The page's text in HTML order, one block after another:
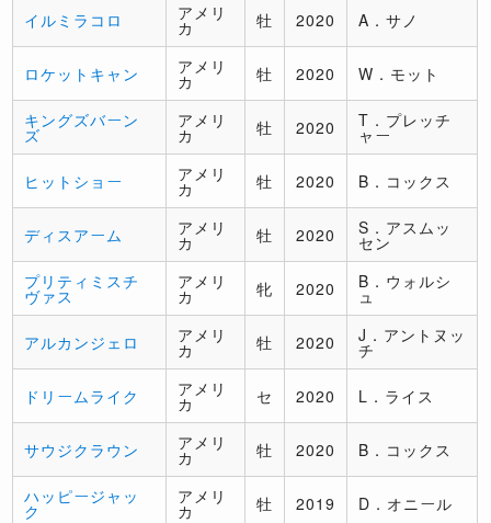
イルミラコロ アメリ
カ 牡 2020 A．サノ
ロケットキャン アメリ
カ 牡 2020 W．モット
キングズバーン
ズ
アメリ
カ 牡 2020 T．プレッチ
ャー
ヒットショー アメリ
カ 牡 2020 B．コックス
ディスアーム アメリ
カ 牡 2020 S．アスムッ
セン
プリティミスチ
ヴァス
アメリ
カ 牝 2020 B．ウォルシ
ュ
アルカンジェロ アメリ
カ 牡 2020 J．アントヌッ
チ
ドリームライク アメリ
カ セ 2020 L．ライス
サウジクラウン アメリ
カ 牡 2020 B．コックス
ハッピージャッ
ク
アメリ
カ 牡 2019 D．オニール